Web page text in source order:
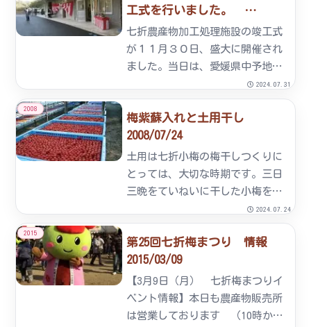
学生、大人を含めた総勢３０名の
息の合ったダンスにお客様から
も...
工式を行いました。
2009/12/09
七折農産物加工処理施設の竣工式
が１１月３０日、盛大に開催され
ました。当日は、愛媛県中予地方
局長、砥部町長、砥部町議会長ほ
か、関係者の方々に多数ご列席頂
きました。新設された加工場で
は、品質の良い七折小梅を使用
し、国産の品質の良い塩と、地元
産の...
2024.07.31
2008
梅紫蘇入れと土用干し
2008/07/24
土用は七折小梅の梅干しつくりに
とっては、大切な時期です。三日
三晩をていねいに干した小梅を紫
蘇と一緒に漬け込みます。紫蘇
は、高原野菜で有名な満穂地区で
大切に育てられた香り高い紫蘇で
す。婦人部が中心になって紫蘇を
もみ、梅干し漬をしています。梅
畑...
2024.07.24
2015
第25回七折梅まつり 情報
2015/03/09
【3月9日（月） 七折梅まつりイ
ベント情報】本日も農産物販売所
は営業しております （10時から